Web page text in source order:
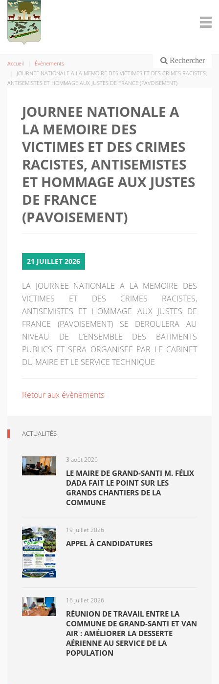
Rechercher
Accueil
Évènements
JOURNEE NATIONALE A LA MEMOIRE DES VICTIMES ET DES CRIMES RACISTES,
ANTISEMISTES ET HOMMAGE AUX JUSTES DE FRANCE (PAVOISEMENT)
JOURNEE NATIONALE A
LA MEMOIRE DES
VICTIMES ET DES CRIMES
RACISTES, ANTISEMISTES
ET HOMMAGE AUX JUSTES
DE FRANCE
(PAVOISEMENT)
21 JUILLET 2026
LA JOURNEE NATIONALE A LA MEMOIRE DES
VICTIMES ET DES CRIMES RACISTES,
ANTISEMISTES ET HOMMAGE AUX JUSTES DE
FRANCE (PAVOISEMENT) SE DEROULERA AU
NIVEAU DE L’ENSEMBLE DES BATIMENTS
PUBLICS ET SERA ORGANISEE PAR LE CABINET
DU MAIRE ET LE SERVICE TECHNIQUE
Retour aux évènements
ACTUALITÉS
3 août 2026
LE MAIRE DE GRAND-SANTI M. FÉLIX
DADA FAIT LE POINT SUR LES
GRANDS CHANTIERS DE LA
COMMUNE
19 juillet 2026
APPEL À CANDIDATURES
16 juillet 2026
RÉUNION DE TRAVAIL ENTRE LA
COMMUNE DE GRAND-SANTI ET VAN
AIR : AMÉLIORER LA DESSERTE
AÉRIENNE AU SERVICE DE LA
POPULATION